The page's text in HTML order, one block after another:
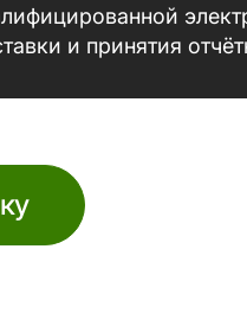
и принятия